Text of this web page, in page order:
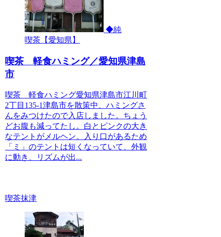
◆純
喫茶【愛知県】
喫茶 軽食ハミング／愛知県津島
市
喫茶 軽食ハミング愛知県津島市江川町
2丁目135-1津島市を散策中、ハミングさ
んをみつけたので入店しました。ちょう
どお腹も減ってたし。白とピンクの大き
なテントがメルヘン。入り口があるため
「ミ」のテントは短くなっていて、外観
に動き、リズムが出...
喫茶抹津